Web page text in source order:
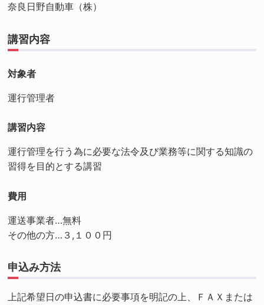
奈良日野自動車（株）
講習内容
対象者
運行管理者
講習内容
運行管理を行う為に必要な法令及び業務等に関する知識の
習得を目的とする講習
費用
運送事業者…無料
その他の方…３,１００円
申込み方法
上記希望日の申込書に必要事項を明記の上、ＦＡＸまたは